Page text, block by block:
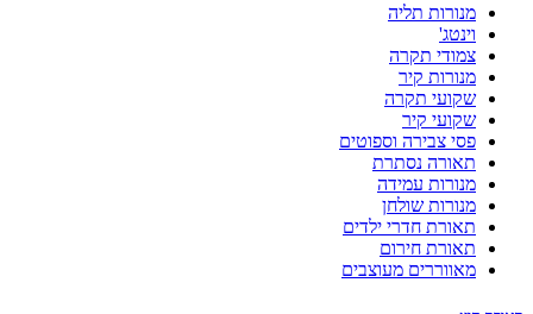
מנורות תליה
וינטג'
צמודי תקרה
מנורות קיר
שקועי תקרה
שקועי קיר
פסי צבירה וספוטים
תאורה נסתרת
מנורות עמידה
מנורות שולחן
תאורת חדרי ילדים
תאורת חירום
מאווררים מעוצבים